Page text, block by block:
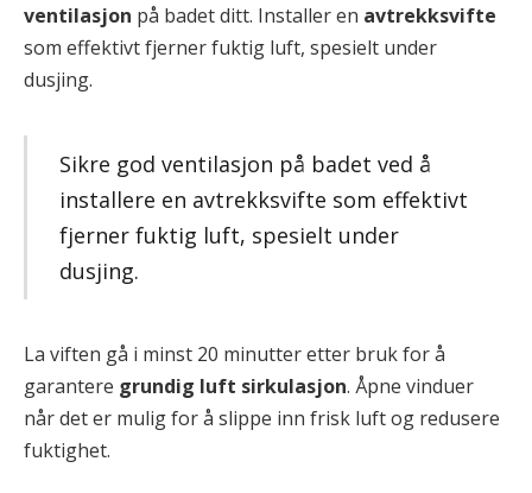
ventilasjon på badet ditt. Installer en avtrekksvifte
som effektivt fjerner fuktig luft, spesielt under
dusjing.
Sikre god ventilasjon på badet ved å
installere en avtrekksvifte som effektivt
fjerner fuktig luft, spesielt under
dusjing.
La viften gå i minst 20 minutter etter bruk for å
garantere grundig luft sirkulasjon. Åpne vinduer
når det er mulig for å slippe inn frisk luft og redusere
fuktighet.